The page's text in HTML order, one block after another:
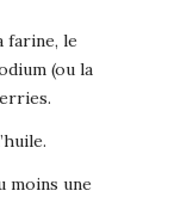
farine, le
(ou la
moins une